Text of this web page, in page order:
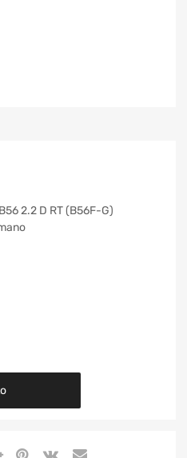
2.2 D RT (B56F-G)